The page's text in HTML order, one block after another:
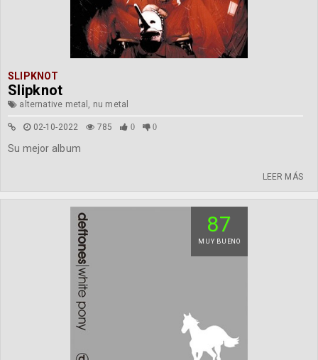
SLIPKNOT
Slipknot
alternative metal, nu metal
02-10-2022 785 0 0
Su mejor album
LEER MÁS
87
MUY BUENO